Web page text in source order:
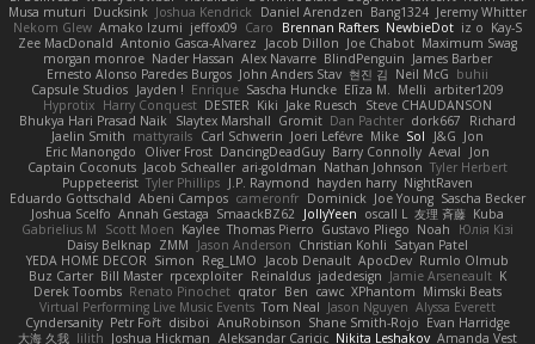
Musa muturi Ducksink Joshua Kendrick Daniel Arendzen Bang1324 Jeremy Whitter
Nekom Glew Amako Izumi jeffox09 Caro Brennan Rafters NewbieDot iz o Kay-S
Zee MacDonald Antonio Gasca-Alvarez Jacob Dillon Joe Chabot Maximum Swag
morgan monroe Nader Hassan Alex Navarre BlindPenguin James Barber
Ernesto Alonso Paredes Burgos John Anders Stav 현진 김 Neil McG buhii
Capsule Studios Jayden ! Enrique Sascha Huncke Elīza M. Melli arbiter1209
Hyprotix Harry Conquest DESTER Kiki Jake Ruesch
Steve CHAUDANSON
Bhukya Hari Prasad Naik Slaytex Marshall Gromit Dan Pachter dork667
Richard
Jaelin Smith mattyrails Carl Schwerin Joeri Lefévre Mike Sol J&G Jon
Eric Manongdo
Oliver Frost DancingDeadGuy Barry Connolly Aeval
Jon
Captain Coconuts Jacob Schealler ari-goldman Nathan Johnson Tyler Herbert
Puppeteerist Tyler Phillips J.P. Raymond hayden harry NightRaven
Eduardo Gottschald Abeni Campos cameronfr Dominick Joe Young Sascha Becker
Joshua Scelfo Annah Gestaga SmaackBZ62 JollyYeen oscall L 友理 斉藤 Kuba
Gabrielius M
Scott Moen Kaylee Thomas Pierro Gustavo Pliego Noah
Юлія Кізі
Daisy Belknap ZMM Jason Anderson Christian Kohli Satyan Patel
YEDA HOME DECOR Simon Reg_LMO Jacob Denault ApocDev Rumlo Olmub
Buz Carter Bill Master rpcexploiter Reinaldus jadedesign Jamie Arseneault K
Derek Toombs Renato Pinochet qrator Ben cawc XPhantom Mimski Beats
Virtual Performing Live Music Events Tom Neal Jason Nguyen Alyssa Everett
Cyndersanity Petr Fořt disiboi AnuRobinson Shane Smith-Rojo Evan Harridge
大海 久我 lilith Joshua Hickman Aleksandar Caricic Nikita Leshakov Amanda Vest